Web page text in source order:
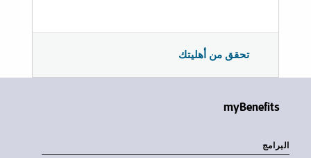
تحقق من أهليتك
myBenefits
البرامج